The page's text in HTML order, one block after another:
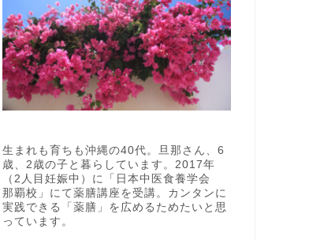
生まれも育ちも沖縄の40代。旦那さん、6
歳、2歳の子と暮らしています。2017年
（2人目妊娠中）に「日本中医食養学会
那覇校」にて薬膳講座を受講。カンタンに
実践できる「薬膳」を広めるためたいと思
っています。